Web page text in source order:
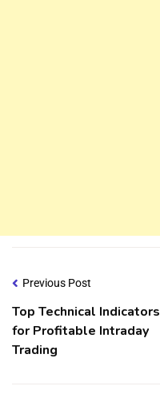
Previous Post
Top Technical Indicators
for Profitable Intraday
Trading